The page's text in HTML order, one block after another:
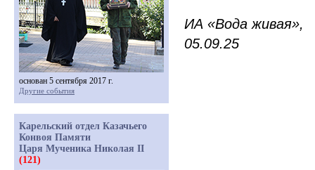
ИА «Вода живая»,
05.09.25
основан 5 сентября 2017 г.
Другие события
Карельский отдел Казачьего
Конвоя Памяти
Царя Мученика Николая II
(121)